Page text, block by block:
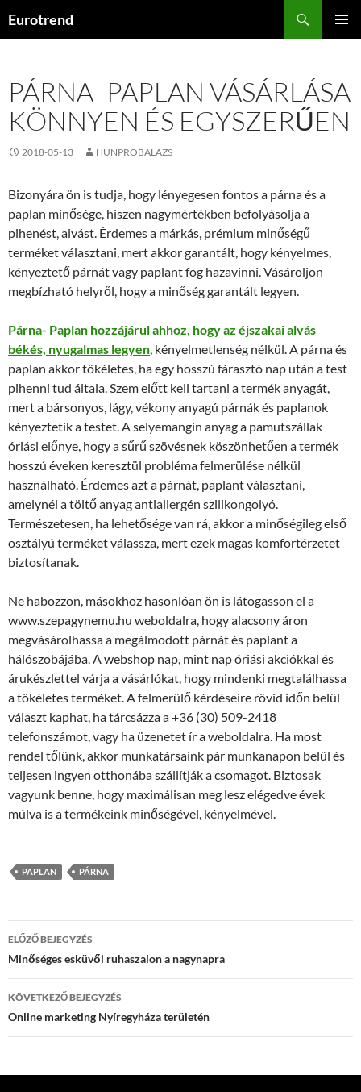
Eurotrend
PÁRNA- PAPLAN VÁSÁRLÁSA
KÖNNYEN ÉS EGYSZERŰEN
2018-05-13 HUNPROBALAZS
Bizonyára ön is tudja, hogy lényegesen fontos a párna és a
paplan minősége, hiszen nagymértékben befolyásolja a
pihenést, alvást. Érdemes a márkás, prémium minőségű
terméket választani, mert akkor garantált, hogy kényelmes,
kényeztető párnát vagy paplant fog hazavinni. Vásároljon
megbízható helyről, hogy a minőség garantált legyen.
Párna- Paplan hozzájárul ahhoz, hogy az éjszakai alvás
békés, nyugalmas legyen, kényelmetlenség nélkül. A párna és
paplan akkor tökéletes, ha egy hosszú fárasztó nap után a test
pihenni tud általa. Szem előtt kell tartani a termék anyagát,
mert a bársonyos, lágy, vékony anyagú párnák és paplanok
kényeztetik a testet. A selyemangin anyag a pamutszállak
óriási előnye, hogy a sűrű szövésnek köszönhetően a termék
hosszú éveken keresztül probléma felmerülése nélkül
használható. Érdemes azt a párnát, paplant választani,
amelynél a töltő anyag antiallergén szilikongolyó.
Természetesen, ha lehetősége van rá, akkor a minőségileg első
osztályú terméket válassza, mert ezek magas komfortérzetet
biztosítanak.
Ne habozzon, másokhoz hasonlóan ön is látogasson el a
www.szepagynemu.hu weboldalra, hogy alacsony áron
megvásárolhassa a megálmodott párnát és paplant a
hálószobájába. A webshop nap, mint nap óriási akciókkal és
árukészlettel várja a vásárlókat, hogy mindenki megtalálhassa
a tökéletes terméket. A felmerülő kérdéseire rövid időn belül
választ kaphat, ha tárcsázza a +36 (30) 509-2418
telefonszámot, vagy ha üzenetet ír a weboldalra. Ha most
rendel tőlünk, akkor munkatársaink pár munkanapon belül és
teljesen ingyen otthonába szállítják a csomagot. Biztosak
vagyunk benne, hogy maximálisan meg lesz elégedve évek
múlva is a termékeink minőségével, kényelmével.
PAPLAN PÁRNA
Bejegyzés
navigáció
ELŐZŐ BEJEGYZÉS
Minőséges esküvői ruhaszalon a nagynapra
KÖVETKEZŐ BEJEGYZÉS
Online marketing Nyíregyháza területén